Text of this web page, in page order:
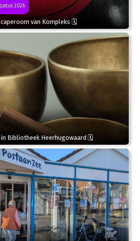
2026
van Kompleks 🗓
Bibliotheek Heerhugowaard 🗓